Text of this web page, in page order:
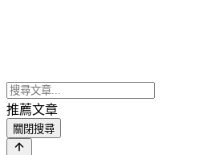
推薦文章
關閉搜尋